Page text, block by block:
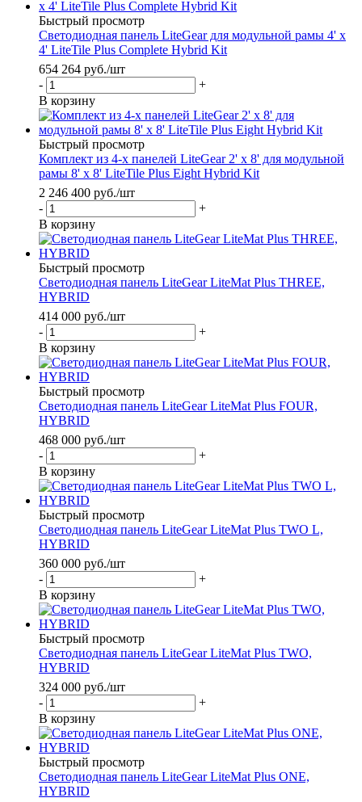
Быстрый просмотр
Светодиодная панель LiteGear для модульной рамы 4' x
4' LiteTile Plus Complete Hybrid Kit
654 264 руб./шт
-
+
В корзину
Быстрый просмотр
Комплект из 4-х панелей LiteGear 2' x 8' для модульной
рамы 8' x 8' LiteTile Plus Eight Hybrid Kit
2 246 400 руб./шт
-
+
В корзину
Быстрый просмотр
Светодиодная панель LiteGear LiteMat Plus THREE,
HYBRID
414 000 руб./шт
-
+
В корзину
Быстрый просмотр
Светодиодная панель LiteGear LiteMat Plus FOUR,
HYBRID
468 000 руб./шт
-
+
В корзину
Быстрый просмотр
Светодиодная панель LiteGear LiteMat Plus TWO L,
HYBRID
360 000 руб./шт
-
+
В корзину
Быстрый просмотр
Светодиодная панель LiteGear LiteMat Plus TWO,
HYBRID
324 000 руб./шт
-
+
В корзину
Быстрый просмотр
Светодиодная панель LiteGear LiteMat Plus ONE,
HYBRID